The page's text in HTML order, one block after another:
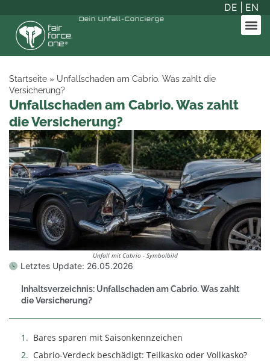
DE EN
Dein Unfall-Concierge
Startseite » Unfallschaden am Cabrio. Was zahlt die
Versicherung?
Unfallschaden am Cabrio. Was zahlt
die Versicherung?
Unfall mit Cabrio - Symbolbild
Letztes Update: 26.05.2026
Inhaltsverzeichnis: Unfallschaden am Cabrio. Was zahlt
die Versicherung?
Bares sparen mit Saisonkennzeichen
Cabrio-Verdeck beschädigt: Teilkasko oder Vollkasko?